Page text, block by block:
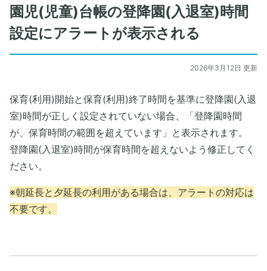
園児(児童)台帳の登降園(入退室)時間
設定にアラートが表示される
2026年3月12日 更新
保育(利用)開始と保育(利用)終了時間を基準に登降園(入退
室)時間が正しく設定されていない場合、「登降園時間
が、保育時間の範囲を超えています」と表示されます。
登降園(入退室)時間が保育時間を超えないよう修正してく
ださい。
※朝延長と夕延長の利用がある場合は、アラートの対応は
不要です。